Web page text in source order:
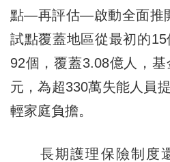
點—再評估—啟動全面推
試點覆蓋地區從最初的
92個，覆蓋3.08億人，
元，為超330萬失能人員
輕家庭負擔。
長期護理保險制度